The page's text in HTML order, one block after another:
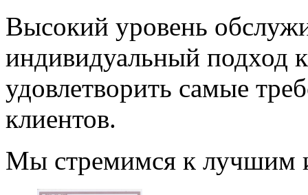
Высокий уровень
индивидуальный подход
удовлетворить самые
клиентов.
Мы стремимся к лучшим